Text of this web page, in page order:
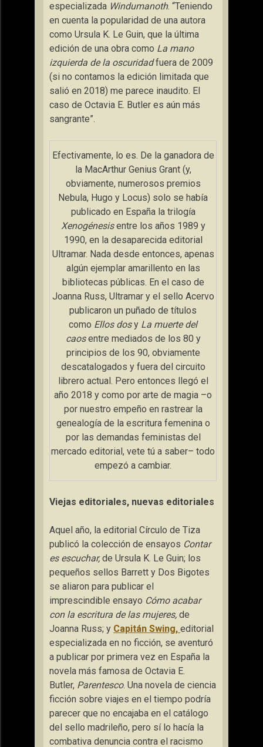
especializada Windumanoth. “Teniendo
en cuenta la popularidad de una autora
como Ursula K. Le Guin, que la última
edición de una obra como La mano
izquierda de la oscuridadfuera de 2009
(si no contamos la edición limitada que
salió en 2018) me parece inaudito. El
caso de Octavia E. Butler es aún más
sangrante”.
Efectivamente, lo es. De la ganadora de
la MacArthur Genius Grant (y,
obviamente, numerosos premios
Nebula, Hugo y Locus) solo se había
publicado en España la trilogía
Xenogénesisentre los años 1989 y
1990, en la desaparecida editorial
Ultramar. Nada desde entonces, apenas
algún ejemplar amarillento en las
bibliotecas públicas. En el caso de
Joanna Russ, Ultramar y el sello Acervo
publicaron un puñado de títulos
como Ellos dosy La muerte del
caosentre mediados de los 80 y
principios de los 90, obviamente
descatalogados y fuera del circuito
librero actual. Pero entonces llegó el
año 2018 y como por arte de magia –o
por nuestro empeño en rastrear la
genealogía de la escritura femenina o
por las demandas feministas del
mercado editorial, vete tú a saber– todo
empezó a cambiar.
Viejas editoriales, nuevas editoriales
Aquel año, la editorial Círculo de Tiza
publicó la colección de ensayos Contar
es escuchar, de Ursula K. Le Guin; los
pequeños sellos Barrett y Dos Bigotes
se aliaron para publicar el
imprescindible ensayo Cómo acabar
con la escritura de las mujeres, de
Joanna Russ; y Capitán Swing, editorial
especializada en no ficción, se aventuró
a publicar por primera vez en España la
novela más famosa de Octavia E.
Butler, Parentesco. Una novela de ciencia
ficción sobre viajes en el tiempo podría
parecer que no encajaba en el catálogo
del sello madrileño, pero sí lo hacía la
combativa denuncia contra el racismo